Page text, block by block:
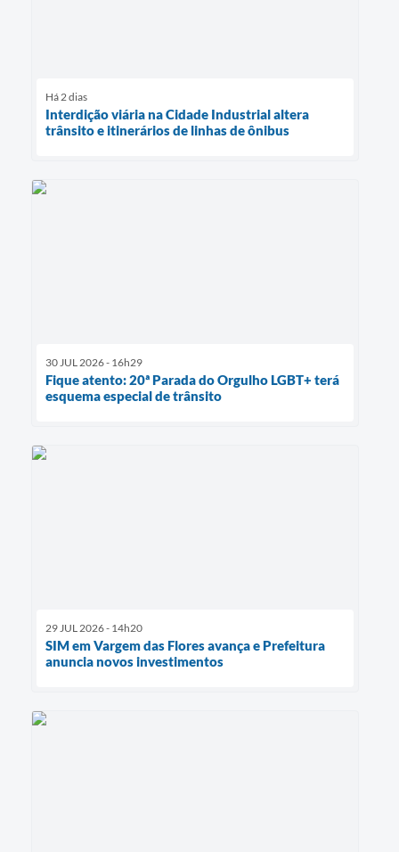
Há 2 dias
Interdição viária na Cidade Industrial altera
trânsito e itinerários de linhas de ônibus
30 JUL 2026 - 16h29
Fique atento: 20ª Parada do Orgulho LGBT+ terá
esquema especial de trânsito
29 JUL 2026 - 14h20
SIM em Vargem das Flores avança e Prefeitura
anuncia novos investimentos